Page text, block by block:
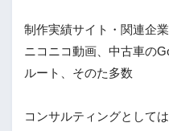
制作実績サイト・関連企
ニコニコ動画、中古車の
ルート、そのた多数
コンサルティングとしては